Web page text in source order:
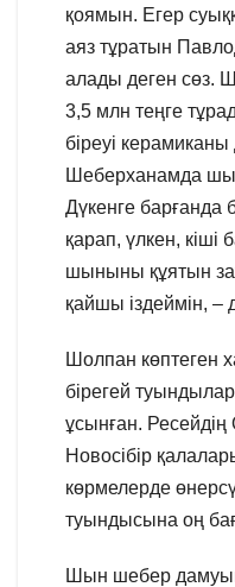
қоямын. Егер
аяз тұратын
алады деген сөз.
3,5 млн теңге
біреуі керамиканы
Шеберханамда
Дүкенге барғанда
қарап, үлкен, кіші
шыныны құятын
қайшы іздеймін, –
Шолпан көптеген
бірегей
ұсынған.
Новосібір
көрмелерде
туындысына оң
Шын шебер